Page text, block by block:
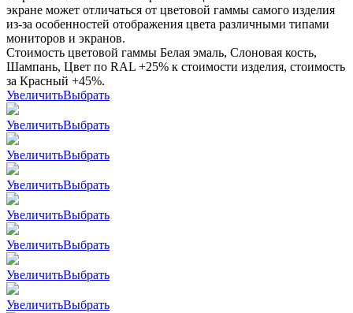
экране может отличаться от цветовой гаммы самого изделия
из-за особенностей отображения цвета различными типами
мониторов и экранов.
Стоимость цветовой гаммы Белая эмаль, Слоновая кость,
Шампань, Цвет по RAL +25% к стоимости изделия, стоимость
за Красный +45%.
УвеличитьВыбрать
УвеличитьВыбрать
УвеличитьВыбрать
УвеличитьВыбрать
УвеличитьВыбрать
УвеличитьВыбрать
УвеличитьВыбрать
УвеличитьВыбрать